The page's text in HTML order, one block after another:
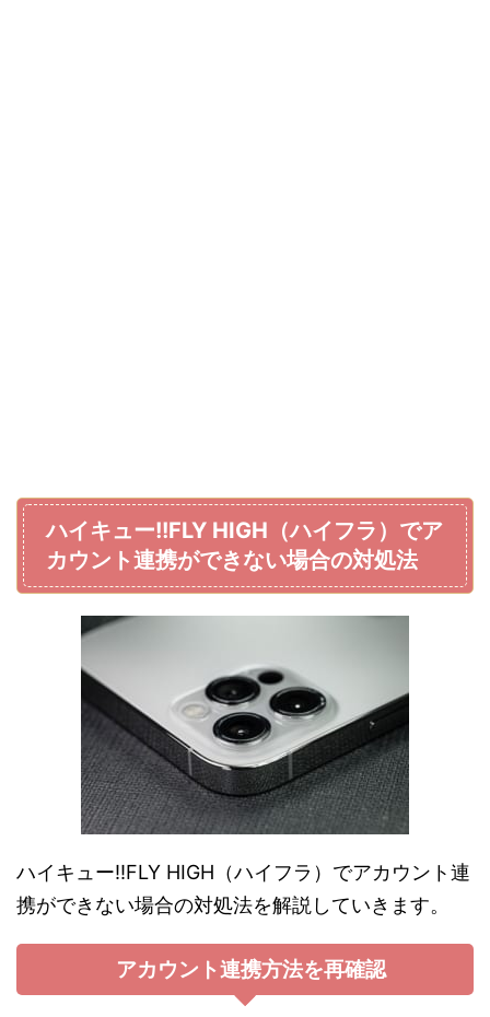
ハイキュー!!FLY HIGH（ハイフラ）でア
カウント連携ができない場合の対処法
ハイキュー!!FLY HIGH（ハイフラ）でアカウント連
携ができない場合の対処法を解説していきます。
アカウント連携方法を再確認